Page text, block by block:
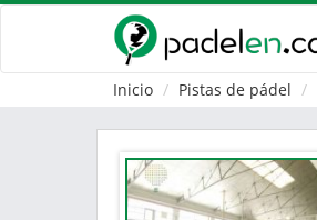
Inicio Pistas de pádel